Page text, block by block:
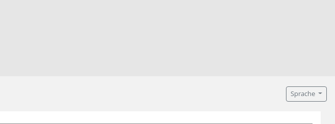
Sprache